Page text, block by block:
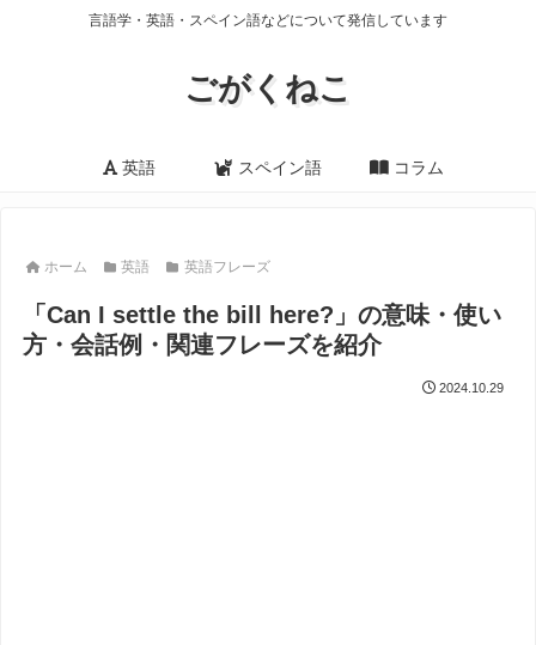
言語学・英語・スペイン語などについて発信しています
ごがくねこ
英語 スペイン語 コラム
ホーム 英語 英語フレーズ
「Can I settle the bill here?」の意味・使い
方・会話例・関連フレーズを紹介
2024.10.29